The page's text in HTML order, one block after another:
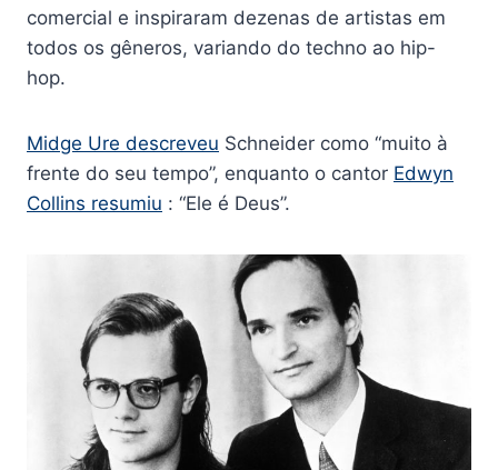
comercial e inspiraram dezenas de artistas em
todos os gêneros, variando do techno ao hip-
hop.
Midge Ure descreveu Schneider como “muito à
frente do seu tempo”, enquanto o cantor Edwyn
Collins resumiu : “Ele é Deus”.